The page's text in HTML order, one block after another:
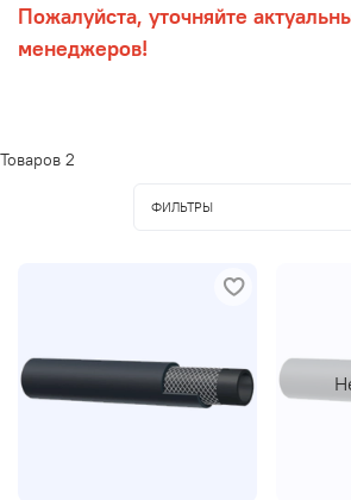
Пожалуйста, уточняйте
менеджеров!
Товаров 2
ФИЛЬТРЫ